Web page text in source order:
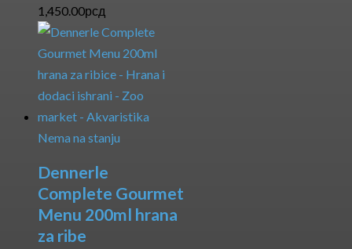
1,450.00рсд
Nema na stanju
Dennerle
Complete Gourmet
Menu 200ml hrana
za ribe